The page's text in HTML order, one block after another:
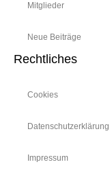
Mitglieder
Neue Beiträge
Rechtliches
Cookies
Datenschutzerklärung
Impressum